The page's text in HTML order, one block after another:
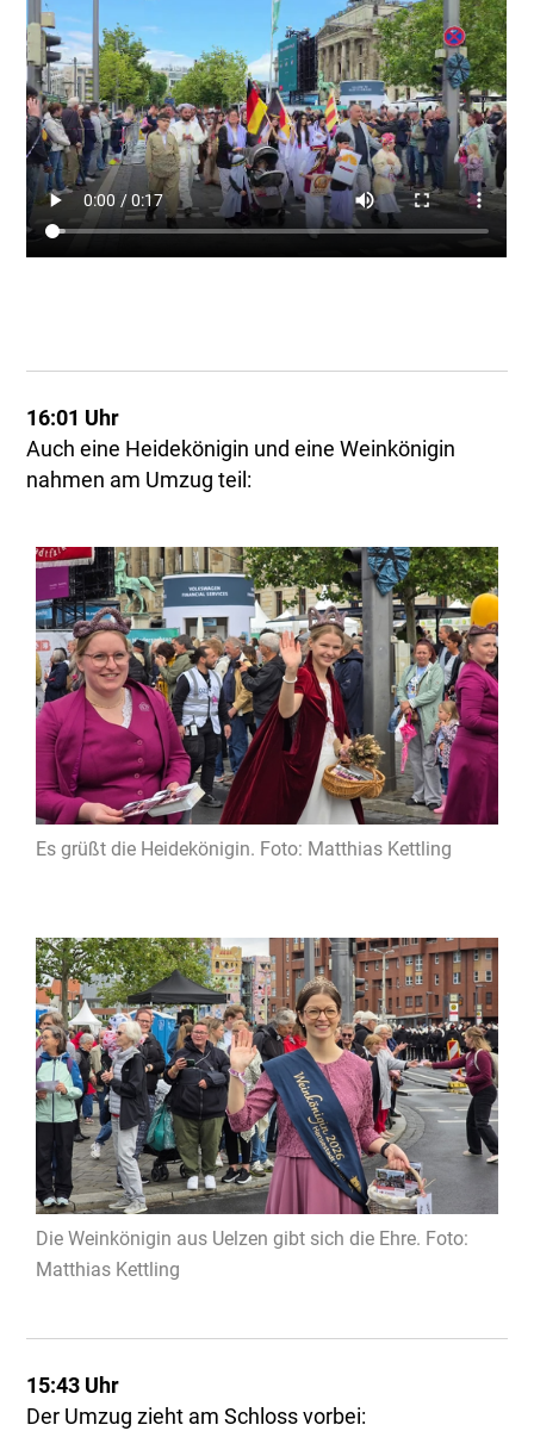
16:01 Uhr
Auch eine Heidekönigin und eine Weinkönigin
nahmen am Umzug teil:
Es grüßt die Heidekönigin. Foto: Matthias Kettling
Die Weinkönigin aus Uelzen gibt sich die Ehre. Foto:
Matthias Kettling
15:43 Uhr
Der Umzug zieht am Schloss vorbei: